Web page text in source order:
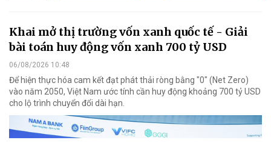
Khai mở thị trường vốn xanh quốc tế - Giải
bài toán huy động vốn xanh 700 tỷ USD
06/08/2026 10:48
Để hiện thực hóa cam kết đạt phát thải ròng bằng "0" (Net Zero)
vào năm 2050, Việt Nam ước tính cần huy động khoảng 700 tỷ USD
cho lộ trình chuyển đổi dài hạn.